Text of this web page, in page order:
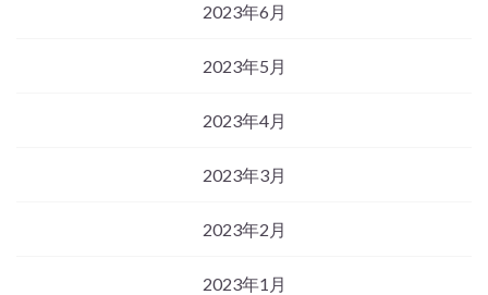
2023年6月
2023年5月
2023年4月
2023年3月
2023年2月
2023年1月